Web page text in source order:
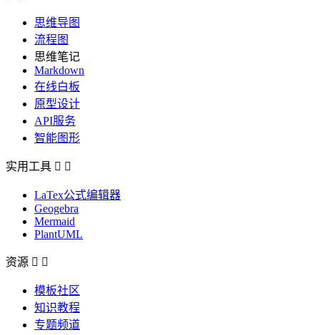
思维导图
流程图
思维笔记
Markdown
在线白板
原型设计
API服务
智能图形
实用工具  
LaTex公式编辑器
Geogebra
Mermaid
PlantUML
资源  
模板社区
知识教程
专题频道